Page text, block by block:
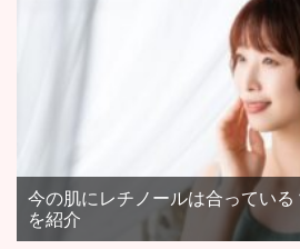
今の肌にレチノールは合ってい
を紹介